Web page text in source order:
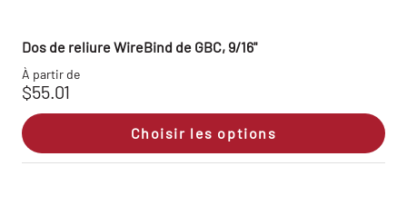
Dos de reliure WireBind de GBC, 9/16"
À partir de
$55.01
Choisir les options